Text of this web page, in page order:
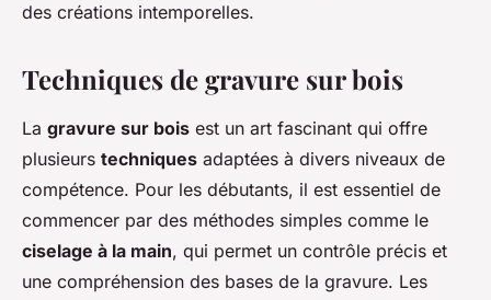
des créations intemporelles.
Techniques de gravure sur bois
La gravure sur bois est un art fascinant qui offre
plusieurs techniques adaptées à divers niveaux de
compétence. Pour les débutants, il est essentiel de
commencer par des méthodes simples comme le
ciselage à la main, qui permet un contrôle précis et
une compréhension des bases de la gravure. Les